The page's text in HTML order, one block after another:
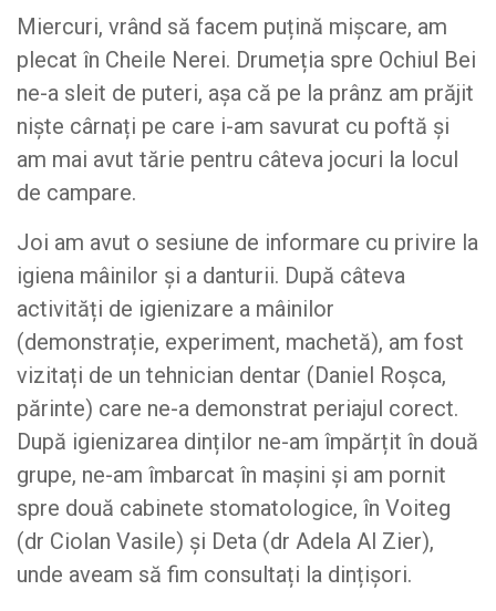
Miercuri, vrând să facem puțină mișcare, am
plecat în Cheile Nerei. Drumeția spre Ochiul Bei
ne-a sleit de puteri, așa că pe la prânz am prăjit
niște cârnați pe care i-am savurat cu poftă și
am mai avut tărie pentru câteva jocuri la locul
de campare.
Joi am avut o sesiune de informare cu privire la
igiena mâinilor și a danturii. După câteva
activități de igienizare a mâinilor
(demonstrație, experiment, machetă), am fost
vizitați de un tehnician dentar (Daniel Roșca,
părinte) care ne-a demonstrat periajul corect.
După igienizarea dinților ne-am împărțit în două
grupe, ne-am îmbarcat în mașini și am pornit
spre două cabinete stomatologice, în Voiteg
(dr Ciolan Vasile) și Deta (dr Adela Al Zier),
unde aveam să fim consultați la dințișori.